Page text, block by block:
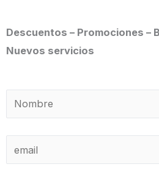
Descuentos – Promociones –
Nuevos servicios